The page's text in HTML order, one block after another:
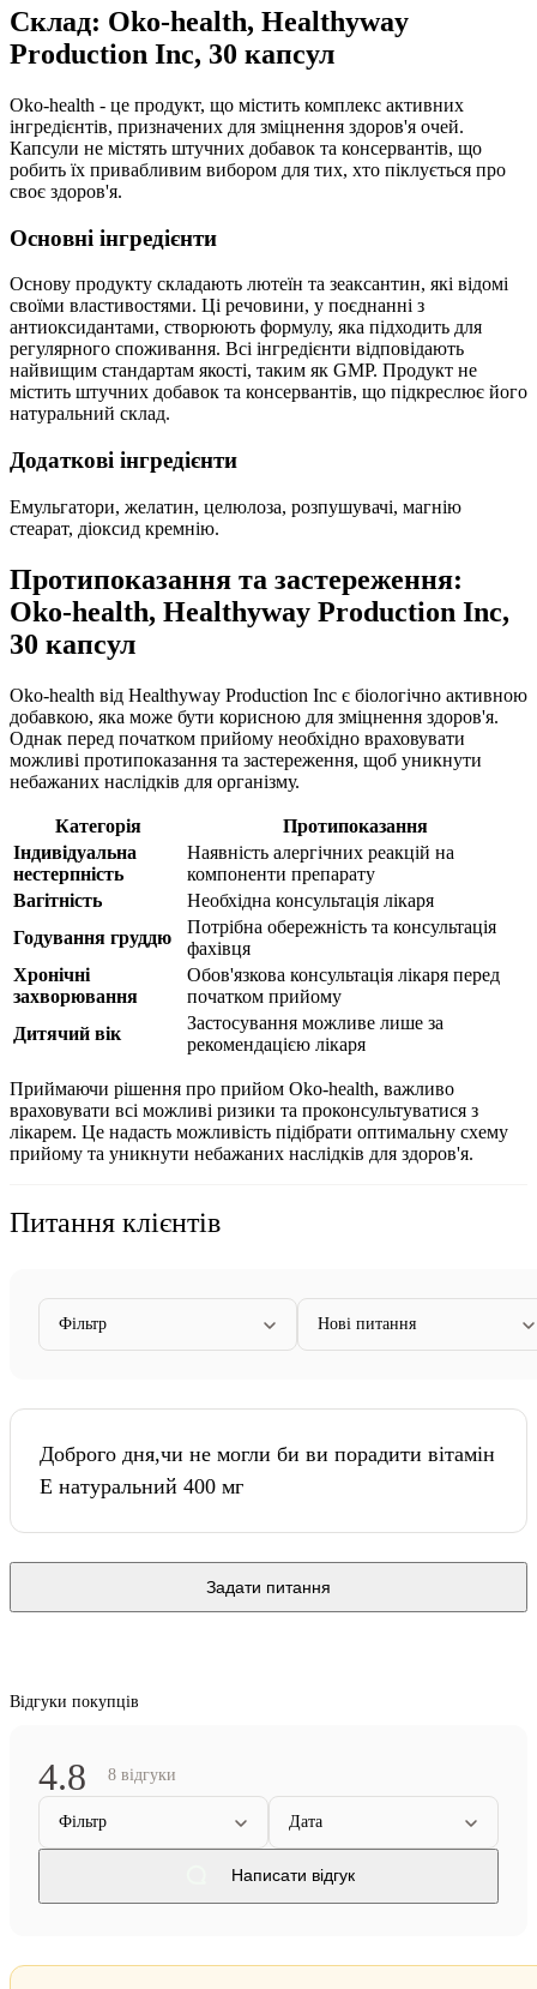
Склад: Oko-health, Healthyway
Production Inc, 30 капсул
Oko-health - це продукт, що містить комплекс активних
інгредієнтів, призначених для зміцнення здоров'я очей.
Капсули не містять штучних добавок та консервантів, що
робить їх привабливим вибором для тих, хто піклується про
своє здоров'я.
Основні інгредієнти
Основу продукту складають лютеїн та зеаксантин, які відомі
своїми властивостями. Ці речовини, у поєднанні з
антиоксидантами, створюють формулу, яка підходить для
регулярного споживання. Всі інгредієнти відповідають
найвищим стандартам якості, таким як GMP. Продукт не
містить штучних добавок та консервантів, що підкреслює його
натуральний склад.
Додаткові інгредієнти
Емульгатори, желатин, целюлоза, розпушувачі, магнію
стеарат, діоксид кремнію.
Протипоказання та застереження:
Oko-health, Healthyway Production Inc,
30 капсул
Oko-health від Healthyway Production Inc є біологічно активною
добавкою, яка може бути корисною для зміцнення здоров'я.
Однак перед початком прийому необхідно враховувати
можливі протипоказання та застереження, щоб уникнути
небажаних наслідків для організму.
Категорія
Протипоказання
Індивідуальна
нестерпність
Наявність алергічних реакцій на
компоненти препарату
Вагітність
Необхідна консультація лікаря
Годування груддю
Потрібна обережність та консультація
фахівця
Хронічні
захворювання
Обов'язкова консультація лікаря перед
початком прийому
Дитячий вік
Застосування можливе лише за
рекомендацією лікаря
Приймаючи рішення про прийом Oko-health, важливо
враховувати всі можливі ризики та проконсультуватися з
лікарем. Це надасть можливість підібрати оптимальну схему
прийому та уникнути небажаних наслідків для здоров'я.
Питання клієнтів
Фільтр Нові питання
Доброго дня,чи не могли би ви порадити вітамін
Е натуральний 400 мг
Задати питання
Відгуки покупців
4.8 8 відгуки
Фільтр Дата
Написати відгук